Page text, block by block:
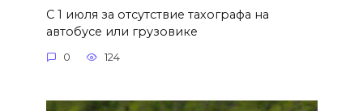
С 1 июля за отсутствие тахографа на
автобусе или грузовике
0 124